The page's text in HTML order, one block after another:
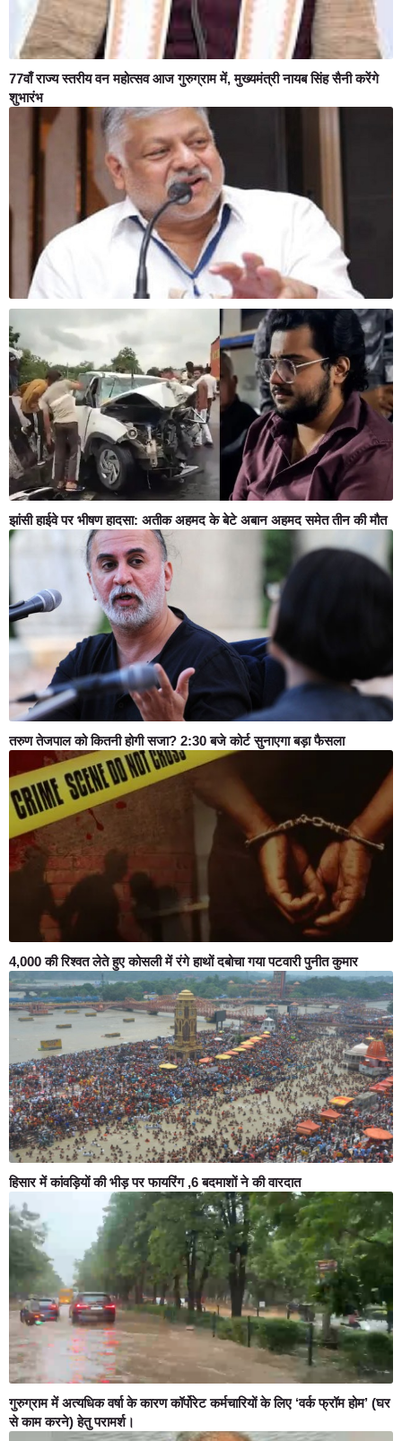
77वाँ राज्य स्तरीय वन महोत्सव आज गुरुग्राम में, मुख्यमंत्री नायब सिंह सैनी करेंगे
शुभारंभ
झांसी हाईवे पर भीषण हादसा: अतीक अहमद के बेटे अबान अहमद समेत तीन की मौत
तरुण तेजपाल को कितनी होगी सजा? 2:30 बजे कोर्ट सुनाएगा बड़ा फैसला
4,000 की रिश्वत लेते हुए कोसली में रंगे हाथों दबोचा गया पटवारी पुनीत कुमार
हिसार में कांवड़ियों की भीड़ पर फायरिंग ,6 बदमाशों ने की वारदात
गुरुग्राम में अत्यधिक वर्षा के कारण कॉर्पोरेट कर्मचारियों के लिए ‘वर्क फ्रॉम होम’ (घर
से काम करने) हेतु परामर्श।